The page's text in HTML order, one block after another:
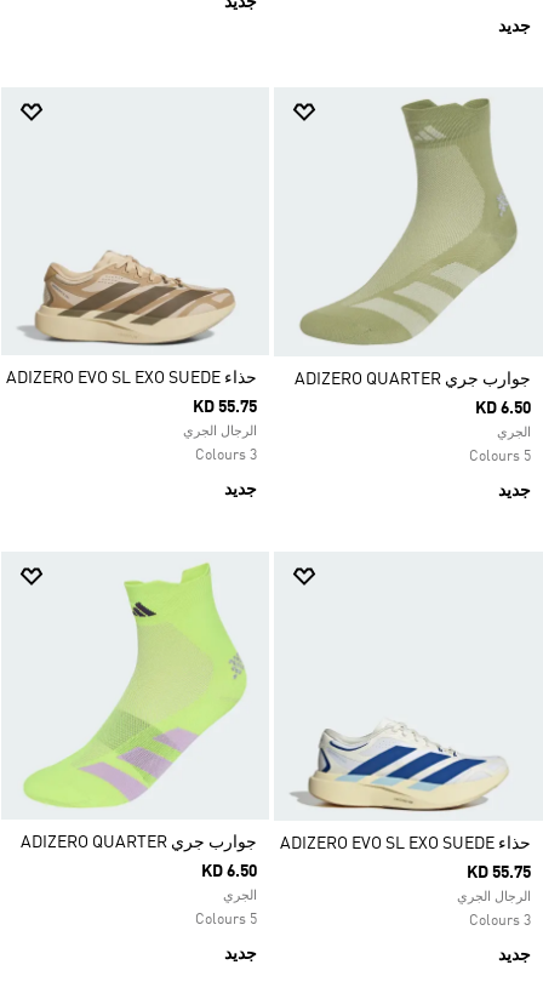
جديد
جوارب جري ADIZERO QUARTER
KD 6.50
الجري
5 Colours
جديد
حذاء ADIZERO EVO SL EXO SUEDE
KD 55.75
الرجال الجري
3 Colours
جديد
حذاء ADIZERO EVO SL EXO SUEDE
KD 55.75
الرجال الجري
3 Colours
جديد
جوارب جري ADIZERO QUARTER
KD 6.50
الجري
5 Colours
جديد